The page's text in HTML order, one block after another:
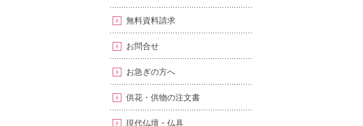
無料資料請求
お問合せ
お急ぎの方へ
供花・供物の注文書
現代仏壇・仏具